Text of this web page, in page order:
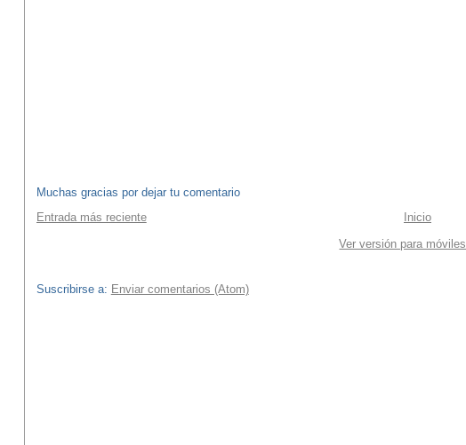
Muchas gracias por dejar tu comentario
Entrada más reciente
Inicio
Ver versión para móviles
Suscribirse a: Enviar comentarios (Atom)